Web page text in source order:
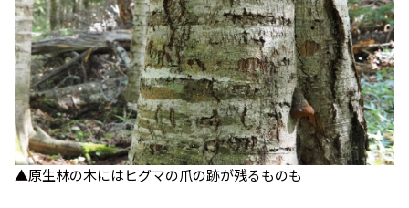
▲原生林の木にはヒグマの爪の跡が残るものも